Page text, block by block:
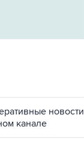
новости
канале